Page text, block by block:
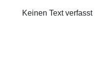
Keinen Text verfasst